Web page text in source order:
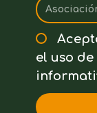
el uso